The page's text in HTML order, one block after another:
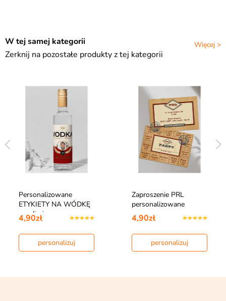
Więcej >
W tej samej kategorii
Zerknij na pozostałe produkty z tej kategorii
Personalizowane
ETYKIETY NA WÓDKĘ
ze zdjęciem
4,90zł
personalizuj
Zaproszenie PRL
personalizowane
4,90zł
personalizuj